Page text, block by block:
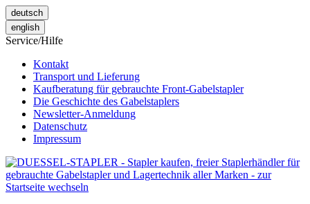
deutsch
english
Service/Hilfe
Kontakt
Transport und Lieferung
Kaufberatung für gebrauchte Front-Gabelstapler
Die Geschichte des Gabelstaplers
Newsletter-Anmeldung
Datenschutz
Impressum